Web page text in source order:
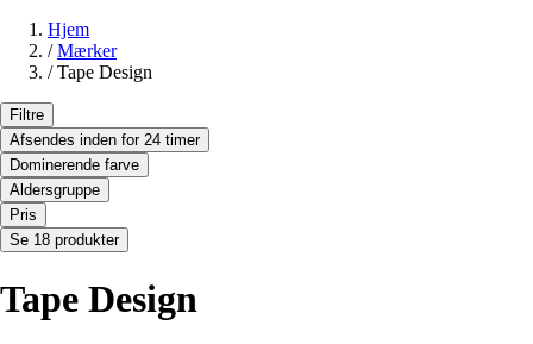
Hjem
/ Mærker
/ Tape Design
Filtre
Afsendes inden for 24 timer
Dominerende farve
Aldersgruppe
Pris
Se 18 produkter
Tape Design